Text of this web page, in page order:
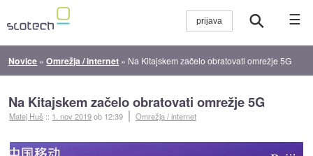
☰
Novice »Omrežja / internet » Na Kitajskem začelo obratovati omrežje 5G
Na Kitajskem začelo obratovati omrežje 5G
Matej Huš :: 1. nov 2019ob 12:39 Omrežja / internet